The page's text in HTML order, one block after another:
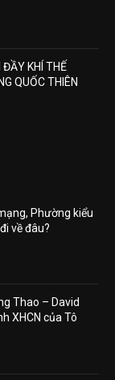
ĐẦY KHÍ THẾ
QUỐC THIÊN
Phường kiểu
về đâu?
Thao – David
XHCN của Tô